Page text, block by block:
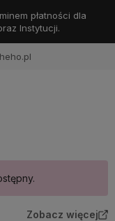
płatności dla
Instytucji.
Zobacz więcej